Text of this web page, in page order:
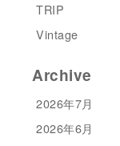
TRIP
Vintage
Archive
2026年7月
2026年6月